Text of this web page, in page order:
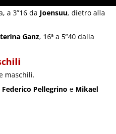
a 3”16 da Joensuu, dietro alla
Ganz, 16ª a 5”40 dalla
maschili.
Federico Pellegrino e Mikael